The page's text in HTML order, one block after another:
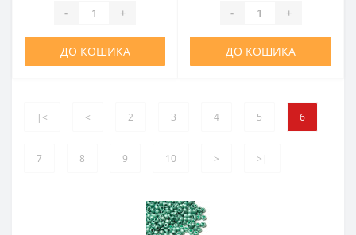
- +
ДО КОШИКА
- +
ДО КОШИКА
|< < 2 3 4 5 6
7 8 9 10 > >|